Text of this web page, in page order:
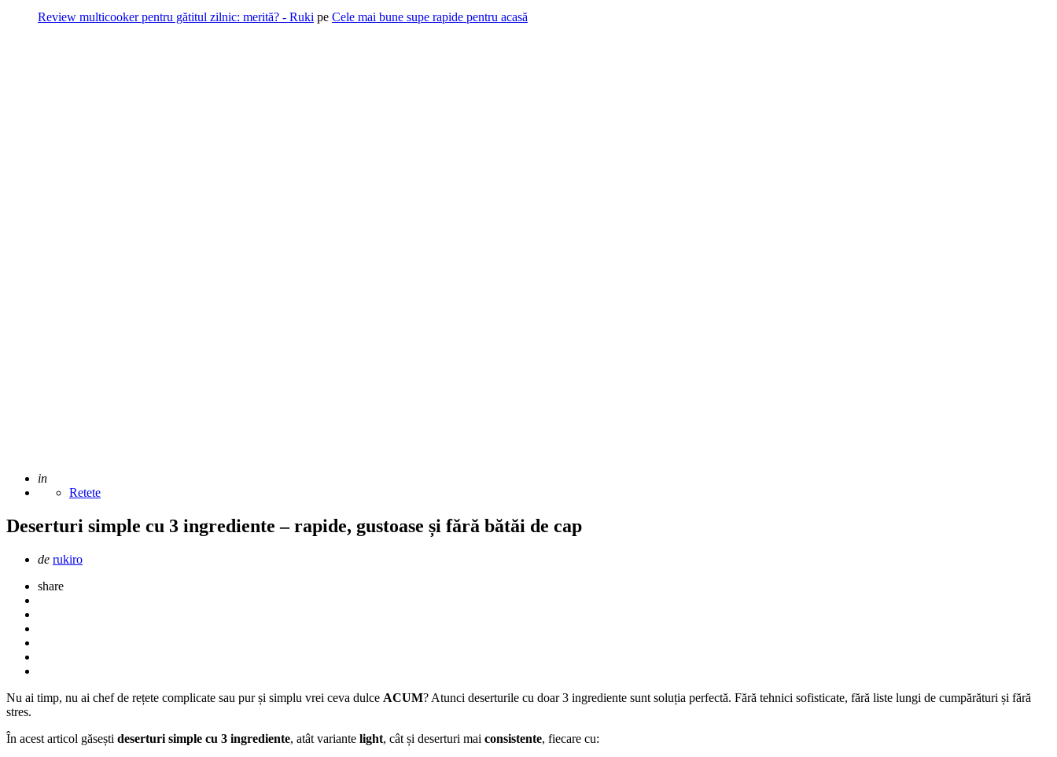
Review multicooker pentru gătitul zilnic: merită? - Ruki pe Cele mai bune supe rapide pentru acasă
Adaugat
in
Retete
Deserturi simple cu 3 ingrediente – rapide, gustoase și fără bătăi de cap
Scris
de rukiro
share
Nu ai timp, nu ai chef de rețete complicate sau pur și simplu vrei ceva dulce ACUM? Atunci deserturile cu doar 3 ingrediente sunt soluția perfectă. Fără tehnici sofisticate, fără liste lungi de cumpărături și fără
stres.
În acest articol găsești deserturi simple cu 3 ingrediente, atât variante light, cât și deserturi mai consistente, fiecare cu: